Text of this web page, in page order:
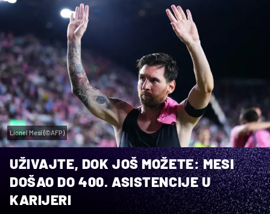
Lionel Mesi (©AFP)
UŽIVAJTE, DOK JOŠ MOŽETE: MESI
DOŠAO DO 400. ASISTENCIJE U
KARIJERI